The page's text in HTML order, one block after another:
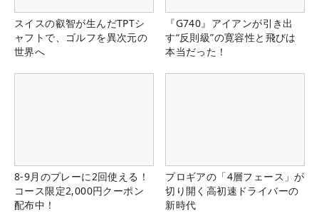
スイスの叡智が生んだTPTシ
ャフトで、ゴルフを異次元の
世界へ
『G740』アイアンが引き出
す“反則級”の寛容性と飛びは
本当だった！
8-9月のプレーに2回使える！
コース限定2,000円クーポン
配布中！
プロギアの「4層フェース」が
切り開く高初速ドライバーの
新時代